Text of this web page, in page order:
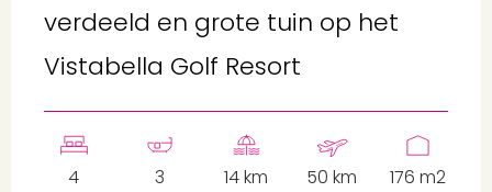
verdeeld en grote tuin op het
Vistabella Golf Resort
4 3 14 km 50 km
176 m2